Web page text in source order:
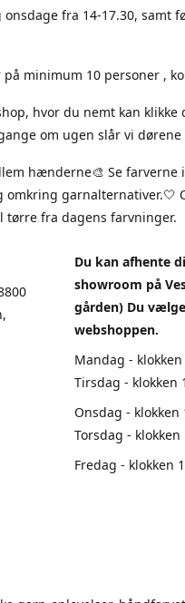
fra 14-17.30, samt
minimum 10 personer ,
hvor du nemt kan
om ugen slår vi dørene
hænderne🎨 Se farverne
garnalternativer.🤍
tørre fra dagens farvninger.
Du kan afhente
showroom på
gården) Du
webshoppen.
Mandag - klokken
Tirsdag - klokken
Onsdag - klokken
Torsdag - klokken
Fredag - klokken